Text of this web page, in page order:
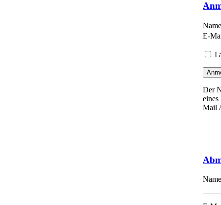
E-
I
Der
Mail